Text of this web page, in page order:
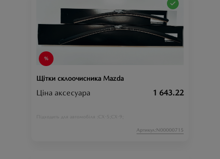
Щітки склоочисника Mazda
Ціна аксесуара 1 643.22
Підходить для автомобіля : CX-5; CX-9;
Артикул:N00000715